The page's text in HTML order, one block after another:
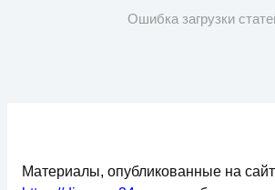
Ошибка загрузки
Материалы, опубликованные на